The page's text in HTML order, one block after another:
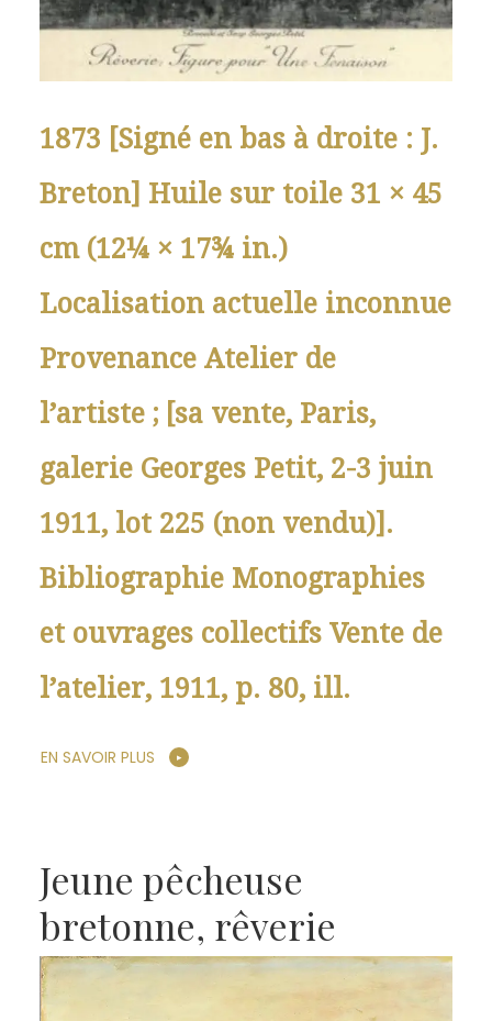
1873 [Signé en bas à droite : J.
Breton] Huile sur toile 31 × 45
cm (12¼ × 17¾ in.)
Localisation actuelle inconnue
Provenance Atelier de
l’artiste ; [sa vente, Paris,
galerie Georges Petit, 2-3 juin
1911, lot 225 (non vendu)].
Bibliographie Monographies
et ouvrages collectifs Vente de
l’atelier, 1911, p. 80, ill.
EN SAVOIR PLUS
Jeune pêcheuse
bretonne, rêverie